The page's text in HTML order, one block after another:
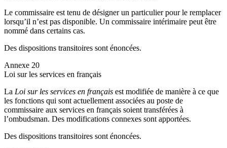
Le commissaire est tenu de désigner un particulier pour le remplacer
lorsqu’il n’est pas disponible. Un commissaire intérimaire peut être
nommé dans certains cas.
Des dispositions transitoires sont énoncées.
Annexe 20
Loi sur les services en français
La Loi sur les services en français est modifiée de manière à ce que
les fonctions qui sont actuellement associées au poste de
commissaire aux services en français soient transférées à
l’ombudsman. Des modifications connexes sont apportées.
Des dispositions transitoires sont énoncées.